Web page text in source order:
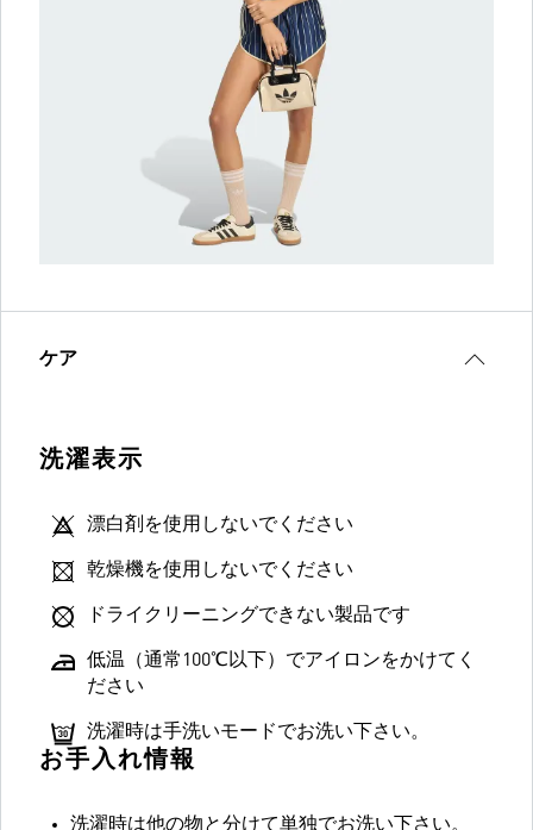
ケア
洗濯表示
漂白剤を使用しないでください
乾燥機を使用しないでください
ドライクリーニングできない製品です
低温（通常100℃以下）でアイロンをかけてく
ださい
洗濯時は手洗いモードでお洗い下さい。
お手入れ情報
洗濯時は他の物と分けて単独でお洗い下さい。